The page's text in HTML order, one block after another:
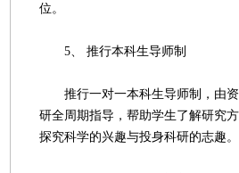
位。
5、 推行本科生导师制
推行一对一本科生导师制，由资
研全周期指导，帮助学生了解研究
探究科学的兴趣与投身科研的志趣。